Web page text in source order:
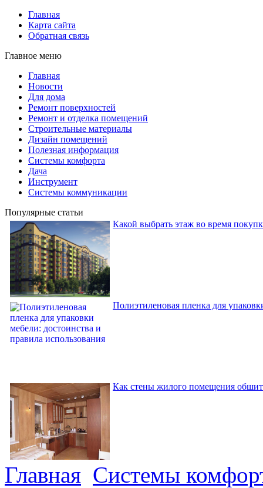
Главная
Карта сайта
Обратная связь
Главное меню
Главная
Новости
Для дома
Ремонт поверхностей
Ремонт и отделка помещений
Строительные материалы
Дизайн помещений
Полезная информация
Системы комфорта
Дача
Инструмент
Системы коммуникации
Популярные статьи
Какой выбрать этаж во время
Полиэтиленовая пленка для
Как стены жилого помещения
Главная Системы